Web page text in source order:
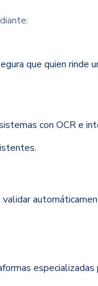
que quien rinde
con OCR e
validar